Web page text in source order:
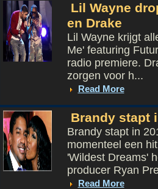
Lil Wayne
en Drake
Lil Wayne krijgt
Me' featuring
radio premiere.
zorgen voor h...
Read More
Brandy stapt
Brandy stapt in
momenteel een
'Wildest Dreams'
producer Ryan
Read More